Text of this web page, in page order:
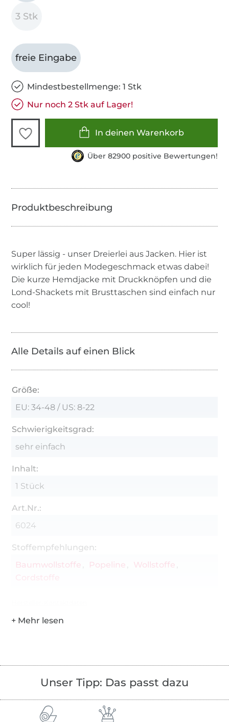
3 Stk
freie Eingabe
Mindestbestellmenge: 1 Stk
Nur noch 2 Stk auf Lager!
In deinen Warenkorb
Über 82900 positive Bewertungen!
Super lässig - unser Dreierlei aus Jacken. Hier ist
wirklich für jeden Modegeschmack etwas dabei!
Die kurze Hemdjacke mit Druckknöpfen und die
Lond-Shackets mit Brusttaschen sind einfach nur
cool!
Alle Details auf einen Blick
Größe:
EU: 34-48 / US: 8-22
Schwierigkeitsgrad:
sehr einfach
Inhalt:
1 Stück
Art.Nr.:
6024
Stoffempfehlungen:
Baumwollstoffe
Popeline
Wollstoffe
Unser Tipp: Das passt dazu